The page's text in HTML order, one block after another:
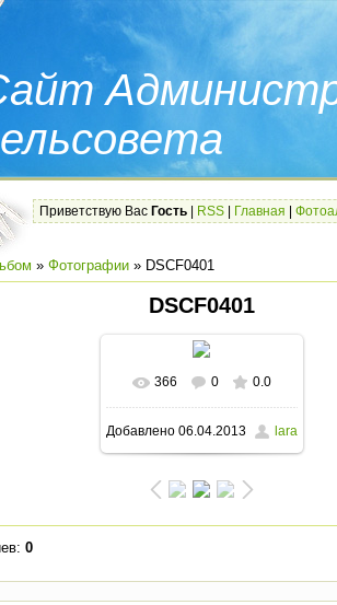
Приветствую Вас Гость RSS Главная
» Фотографии » DSCF0401
DSCF0401
В реальном размере
1600x1200 / 204.4Kb
366 0 0.0
Добавлено06.04.2013 lara
: 0